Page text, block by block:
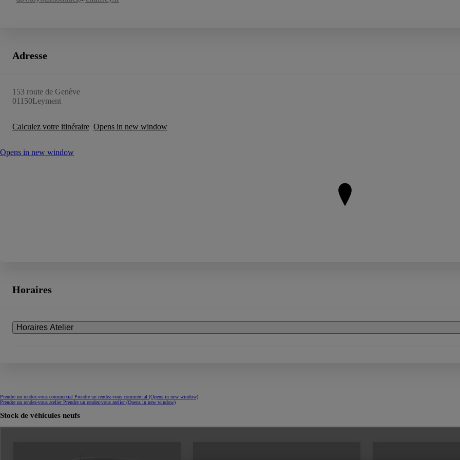
Adresse
153 route de Genève
01150Leyment
Calculez votre itinéraire Opens in new window
Opens in new window
Horaires
Horaires Atelier
Prendre un rendez-vous commercial Prendre un rendez-vous commercial (Opens in new window)
Prendre un rendez-vous atelierPrendre un rendez-vous atelier(Opens in new window)
Stock de véhicules neufs